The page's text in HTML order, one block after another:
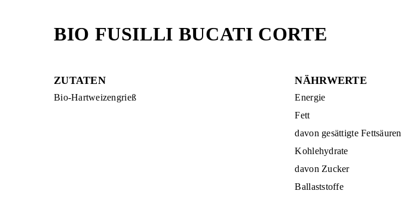
BIO FUSILLI BUCATI CORTE
ZUTATEN
Bio-Hartweizengrieß
NÄHRWERTE
Energie
Fett
davon gesättigte Fettsäuren
Kohlehydrate
davon Zucker
Ballaststoffe